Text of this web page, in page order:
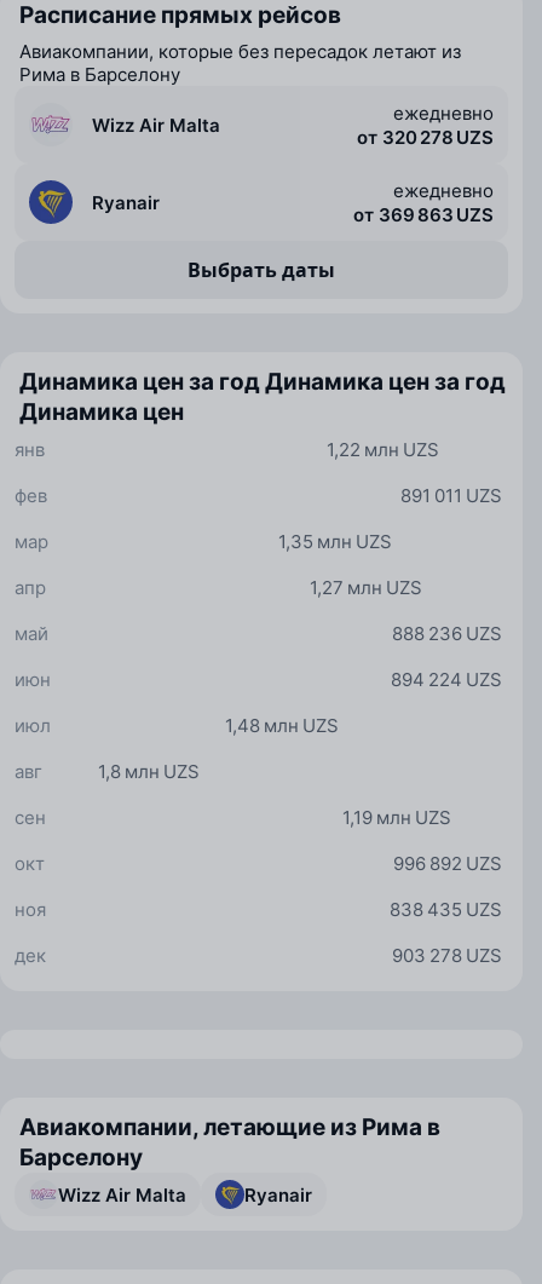
Расписание прямых рейсов
Авиакомпании, которые без пересадок летают из
Рима в Барселону
Wizz Air Malta
ежедневно
от 320 278 UZS
Ryanair
ежедневно
от 369 863 UZS
Выбрать даты
Динамика цен за годДинамика цен за год
Динамика цен
1,22 млн UZS
янв
891 011 UZS
фев
1,35 млн UZS
мар
1,27 млн UZS
апр
888 236 UZS
май
894 224 UZS
июн
1,48 млн UZS
июл
1,8 млн UZS
авг
1,19 млн UZS
сен
996 892 UZS
окт
838 435 UZS
ноя
903 278 UZS
дек
Авиакомпании, летающие из Рима в
Барселону
Wizz Air Malta Ryanair